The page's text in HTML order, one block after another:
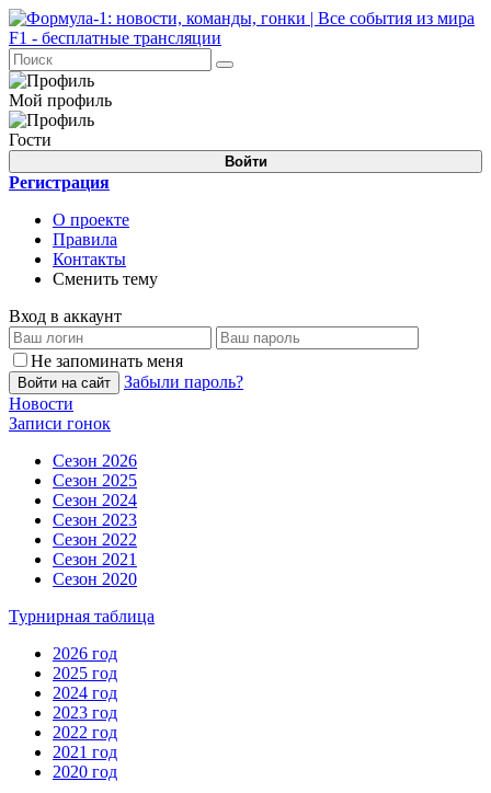
Мой профиль
Гости
Войти
Регистрация
О проекте
Правила
Контакты
Сменить тему
Вход в аккаунт
Не запоминать меня
Войти на сайт
Забыли пароль?
Новости
Записи гонок
Сезон 2026
Сезон 2025
Сезон 2024
Сезон 2023
Сезон 2022
Сезон 2021
Сезон 2020
Турнирная таблица
2026 год
2025 год
2024 год
2023 год
2022 год
2021 год
2020 год